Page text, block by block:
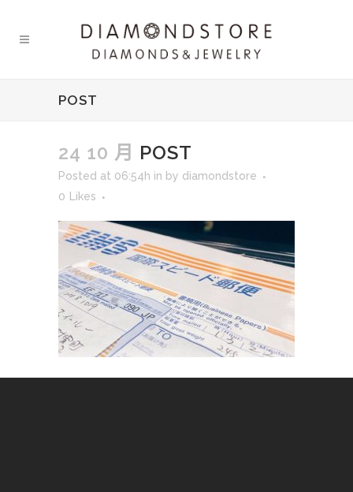
POST
24 10 月 POST
Posted at 06:54h in by diamondstore
0
Likes